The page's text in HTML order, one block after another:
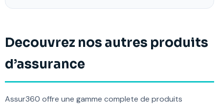
Decouvrez nos autres produits
d’assurance
Assur360 offre une gamme complete de produits